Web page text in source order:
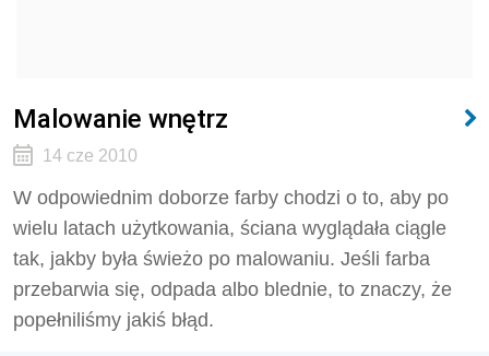
Malowanie wnętrz
14 cze 2010
W odpowiednim doborze farby chodzi o to, aby po
wielu latach użytkowania, ściana wyglądała ciągle
tak, jakby była świeżo po malowaniu. Jeśli farba
przebarwia się, odpada albo blednie, to znaczy, że
popełniliśmy jakiś błąd.